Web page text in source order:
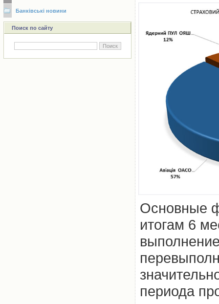
Банківські новини
Поиск по сайту
Основные
итогам 6
периода